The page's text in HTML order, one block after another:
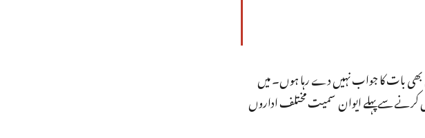
بھی بات کا جواب نہیں دے رہا ہوں۔ میں
کرنے سے پہلے ایوان سمیت مختلف اداروں